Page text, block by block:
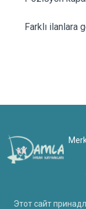
Farklı ilanlara
Этот сайт